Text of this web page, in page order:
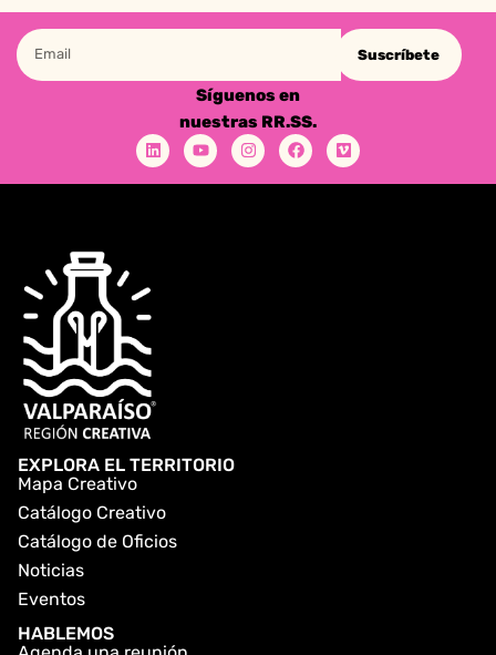
Suscríbete
Síguenos en
nuestras RR.SS.
EXPLORA EL TERRITORIO
Mapa Creativo
Catálogo Creativo
Catálogo de Oficios
Noticias
Eventos
HABLEMOS